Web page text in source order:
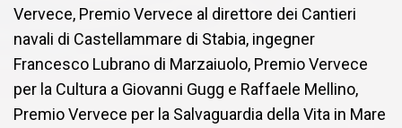
Vervece, Premio Vervece al direttore dei Cantieri
navali di Castellammare di Stabia, ingegner
Francesco Lubrano di Marzaiuolo, Premio Vervece
per la Cultura a Giovanni Gugg e Raffaele Mellino,
Premio Vervece per la Salvaguardia della Vita in Mare